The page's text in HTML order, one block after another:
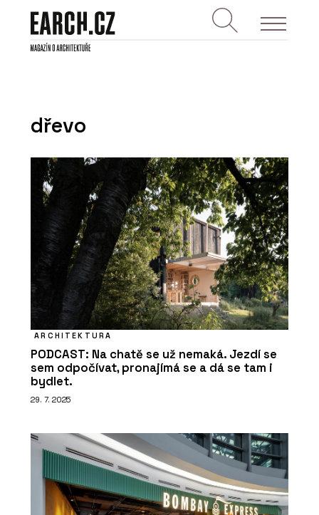
dřevo
ARCHITEKTURA
PODCAST: Na chatě se už nemaká. Jezdí se
sem odpočívat, pronajímá se a dá se tam i
bydlet.
29. 7. 2025